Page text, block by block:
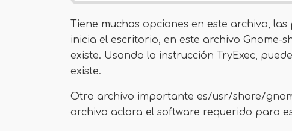
Tiene muchas opciones en este archivo,
inicia el escritorio, en este archivo Gnome-
existe. Usando la instrucción TryExec,
existe.
Otro archivo importante es/usr/share/
archivo aclara el software requerido para